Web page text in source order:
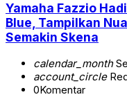
Yamaha Fazzio
Blue, Tampilkan
Semakin Skena
calendar_month
account_circle
0Komentar